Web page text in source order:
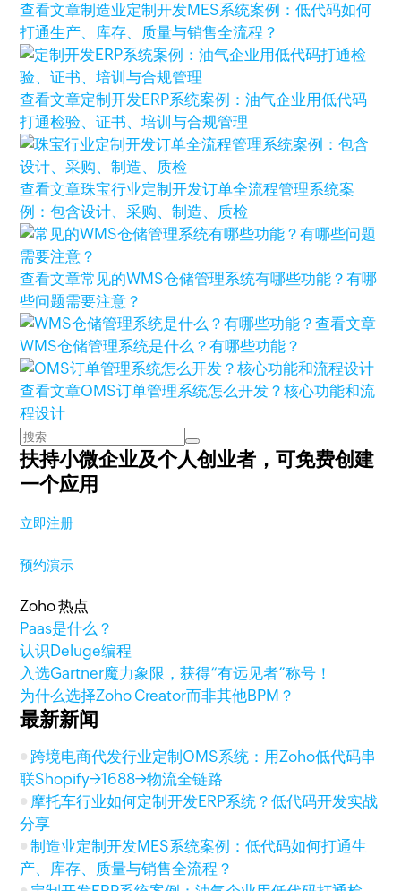
查看文章制造业定制开发MES系统案例：低代码如何
打通生产、库存、质量与销售全流程？
查看文章定制开发ERP系统案例：油气企业用低代码
打通检验、证书、培训与合规管理
查看文章珠宝行业定制开发订单全流程管理系统案
例：包含设计、采购、制造、质检
查看文章常见的WMS仓储管理系统有哪些功能？有哪
些问题需要注意？
查看文章
WMS仓储管理系统是什么？有哪些功能？
查看文章OMS订单管理系统怎么开发？核心功能和流
程设计
扶持小微企业及个人创业者，可免费创建
一个应用
立即注册
预约演示
Zoho 热点
Paas是什么？
认识Deluge编程
入选Gartner魔力象限，获得“有远见者”称号！
为什么选择Zoho Creator而非其他BPM？
最新新闻
跨境电商代发行业定制OMS系统：用Zoho低代码串
联Shopify→1688→物流全链路
摩托车行业如何定制开发ERP系统？低代码开发实战
分享
制造业定制开发MES系统案例：低代码如何打通生
产、库存、质量与销售全流程？